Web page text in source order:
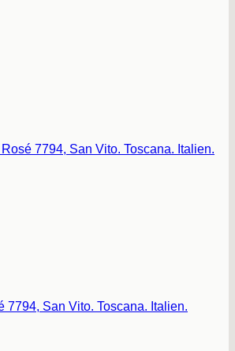
7794, San Vito. Toscana. Italien.